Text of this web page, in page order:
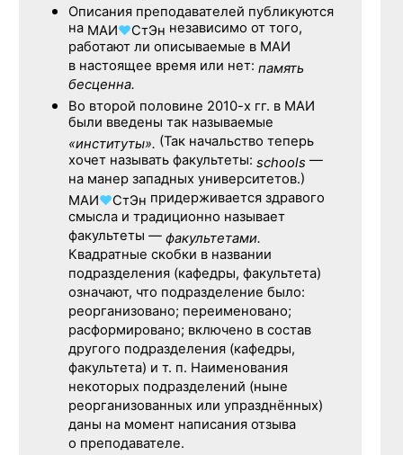
Описания преподавателей публикуются
на МАИ♥СтЭн независимо от того,
работают ли описываемые в МАИ
в настоящее время или нет: память
бесценна.
Во второй половине 2010-х гг. в МАИ
были введены так называемые
«институты». (Так начальство теперь
хочет называть факультеты: schools —
на манер западных университетов.)
МАИ♥СтЭн придерживается здравого
смысла и традиционно называет
факультеты — факультетами.
Квадратные скобки в названии
подразделения (кафедры, факультета)
означают, что подразделение было:
реорганизовано; переименовано;
расформировано; включено в состав
другого подразделения (кафедры,
факультета) и т. п. Наименования
некоторых подразделений (ныне
реорганизованных или упразднённых)
даны на момент написания отзыва
о преподавателе.